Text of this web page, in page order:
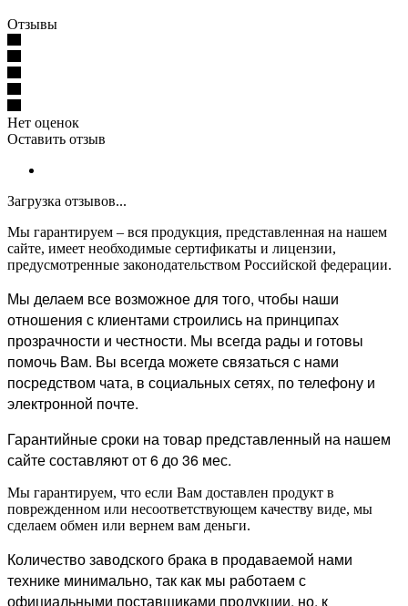
Отзывы
Нет оценок
Оставить отзыв
Загрузка отзывов...
Мы гарантируем – вся продукция, представленная на нашем
сайте, имеет необходимые сертификаты и лицензии,
предусмотренные законодательством Российской федерации.
Мы делаем все возможное для того, чтобы наши
отношения с клиентами строились на принципах
прозрачности и честности. Мы всегда рады и готовы
помочь Вам. Вы всегда можете связаться с нами
посредством чата, в социальных сетях, по телефону и
электронной почте.
Гарантийные сроки на товар представленный на нашем
сайте составляют от 6 до 36 мес.
Мы гарантируем, что если Вам доставлен продукт в
поврежденном или несоответствующем качеству виде, мы
сделаем обмен или вернем вам деньги.
Количество заводского брака в продаваемой нами
технике минимально, так как мы работаем с
официальными поставщиками продукции, но, к